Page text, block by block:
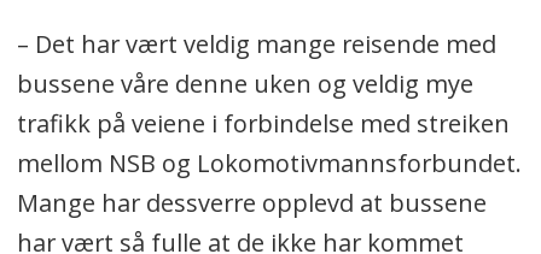
– Det har vært veldig mange reisende med
bussene våre denne uken og veldig mye
trafikk på veiene i forbindelse med streiken
mellom NSB og Lokomotivmannsforbundet.
Mange har dessverre opplevd at bussene
har vært så fulle at de ikke har kommet